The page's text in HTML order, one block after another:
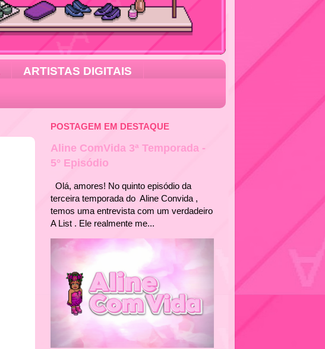
ARTISTAS DIGITAIS
POSTAGEM EM DESTAQUE
Aline ComVida 3ª Temporada -
5° Episódio
Olá, amores! No quinto episódio da
terceira temporada do Aline Convida ,
temos uma entrevista com um verdadeiro
A List . Ele realmente me...